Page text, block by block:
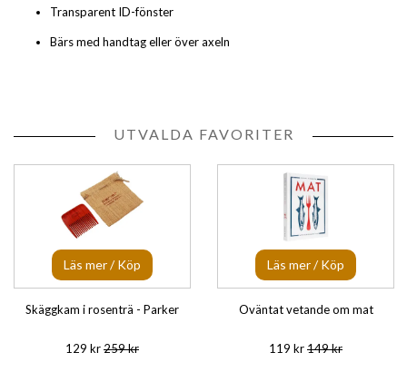
Transparent ID-fönster
Bärs med handtag eller över axeln
UTVALDA FAVORITER
Läs mer / Köp
Skäggkam i rosenträ - Parker
129 kr259 kr
Läs mer / Köp
Oväntat vetande om mat
119 kr149 kr